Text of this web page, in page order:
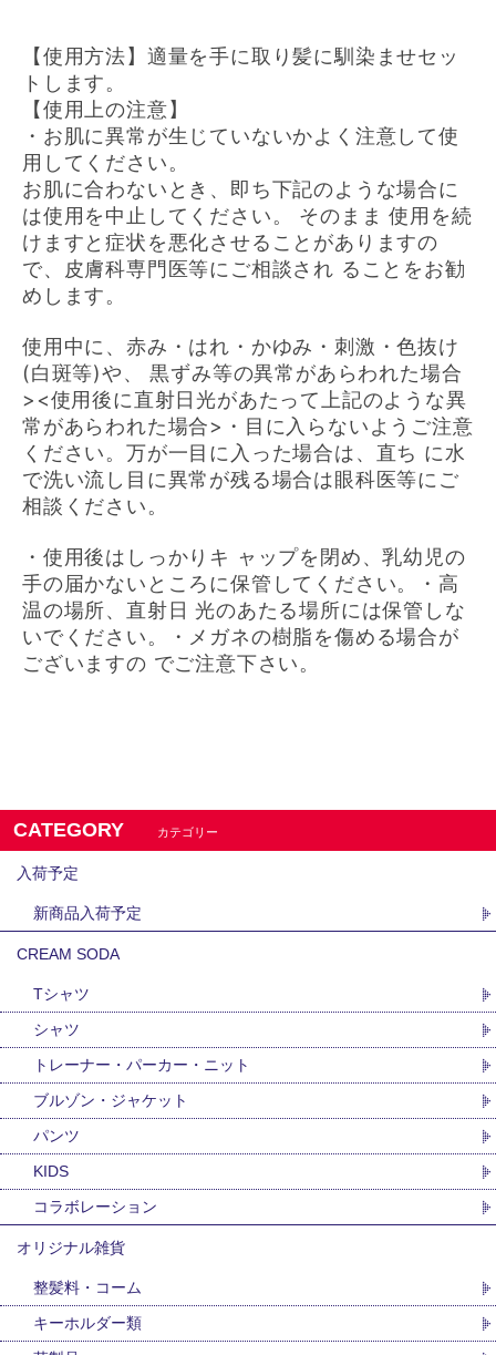
【使用方法】適量を手に取り髪に馴染ませセッ
トします。
【使用上の注意】
・お肌に異常が生じていないかよく注意して使
用してください。
お肌に合わないとき、即ち下記のような場合に
は使用を中止してください。 そのまま 使用を続
けますと症状を悪化させることがありますの
で、皮膚科専門医等にご相談され ることをお勧
めします。
使用中に、赤み・はれ・かゆみ・刺激・色抜け
(白斑等)や、 黒ずみ等の異常があらわれた場合
><使用後に直射日光があたって上記のような異
常があらわれた場合>・目に入らないようご注意
ください。万が一目に入った場合は、直ち に水
で洗い流し目に異常が残る場合は眼科医等にご
相談ください。
・使用後はしっかりキ ャップを閉め、乳幼児の
手の届かないところに保管してください。・高
温の場所、直射日 光のあたる場所には保管しな
いでください。・メガネの樹脂を傷める場合が
ございますの でご注意下さい。
CATEGORY カテゴリー
入荷予定
新商品入荷予定
CREAM SODA
Tシャツ
シャツ
トレーナー・パーカー・ニット
ブルゾン・ジャケット
パンツ
KIDS
コラボレーション
オリジナル雑貨
整髪料・コーム
キーホルダー類